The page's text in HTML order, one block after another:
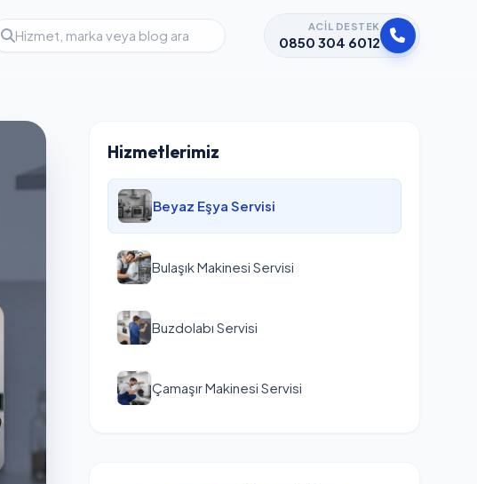
ACIL DESTEK
0850 304 6012
Hizmetlerimiz
Beyaz Eşya Servisi
Bulaşık Makinesi Servisi
Buzdolabı Servisi
Çamaşır Makinesi Servisi